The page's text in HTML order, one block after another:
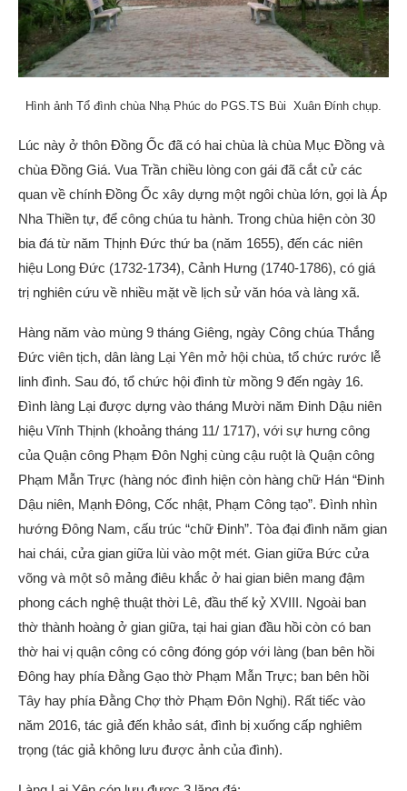
Hình ảnh Tổ đình chùa Nhạ Phúc do PGS.TS Bùi Xuân Đính chụp.
Lúc này ở thôn Đồng Ốc đã có hai chùa là chùa Mục Đồng và
chùa Đồng Giá. Vua Trần chiều lòng con gái đã cắt cử các
quan về chính Đồng Ốc xây dựng một ngôi chùa lớn, gọi là Áp
Nha Thiền tự, để công chúa tu hành. Trong chùa hiện còn 30
bia đá từ năm Thịnh Đức thứ ba (năm 1655), đến các niên
hiệu Long Đức (1732-1734), Cảnh Hưng (1740-1786), có giá
trị nghiên cứu về nhiều mặt về lịch sử văn hóa và làng xã.
Hàng năm vào mùng 9 tháng Giêng, ngày Công chúa Thắng
Đức viên tịch, dân làng Lại Yên mở hội chùa, tổ chức rước lễ
linh đình. Sau đó, tổ chức hội đình từ mồng 9 đến ngày 16.
Đình làng Lại được dựng vào tháng Mười năm Đinh Dậu niên
hiệu Vĩnh Thịnh (khoảng tháng 11/ 1717), với sự hưng công
của Quận công Phạm Đôn Nghị cùng cậu ruột là Quận công
Phạm Mẫn Trực (hàng nóc đình hiện còn hàng chữ Hán “Đinh
Dậu niên, Mạnh Đông, Cốc nhật, Phạm Công tạo”. Đình nhìn
hướng Đông Nam, cấu trúc “chữ Đinh”. Tòa đại đình năm gian
hai chái, cửa gian giữa lùi vào một mét. Gian giữa Bức cửa
võng và một sô mảng điêu khắc ở hai gian biên mang đậm
phong cách nghệ thuật thời Lê, đầu thế kỷ XVIII. Ngoài ban
thờ thành hoàng ở gian giữa, tại hai gian đầu hồi còn có ban
thờ hai vị quận công có công đóng góp với làng (ban bên hồi
Đông hay phía Đằng Gạo thờ Phạm Mẫn Trực; ban bên hồi
Tây hay phía Đằng Chợ thờ Phạm Đôn Nghị). Rất tiếc vào
năm 2016, tác giả đến khảo sát, đình bị xuống cấp nghiêm
trọng (tác giả không lưu được ảnh của đình).